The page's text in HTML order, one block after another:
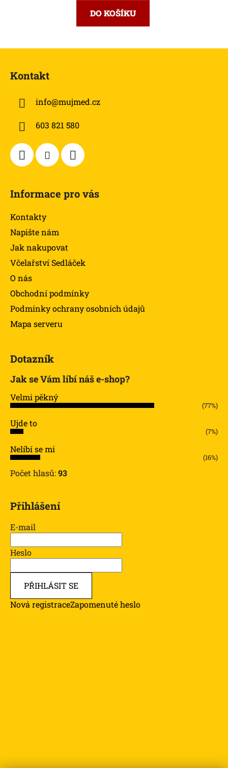
DO KOŠÍKU
Kontakt
info@mujmed.cz
603 821 580
Informace pro vás
Kontakty
Napište nám
Jak nakupovat
Včelařství Sedláček
O nás
Obchodní podmínky
Podmínky ochrany osobních údajů
Mapa serveru
Dotazník
Jak se Vám líbí náš e-shop?
Velmi pěkný
(77%)
Ujde to
(7%)
Nelíbí se mi
(16%)
Počet hlasů:93
Přihlášení
E-mail
Heslo
PŘIHLÁSIT SE
Nová registraceZapomenuté heslo